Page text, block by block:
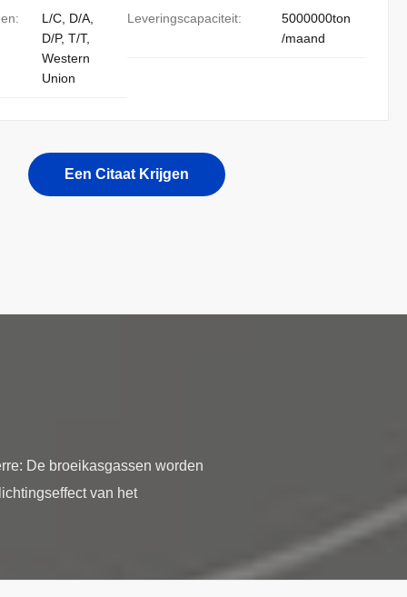
L/C, D/A,
D/P, T/T,
Western
Union
Leveringscapaciteit:
5000000ton
/maand
Een Citaat Krijgen
De broeikasgassen worden
van het